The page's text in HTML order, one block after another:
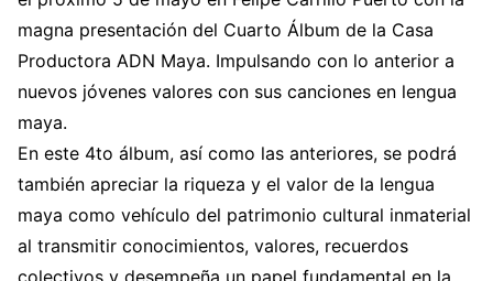
magna presentación del Cuarto Álbum de la Casa
Productora ADN Maya. Impulsando con lo anterior a
nuevos jóvenes valores con sus canciones en lengua
maya.
En este 4to álbum, así como las anteriores, se podrá
también apreciar la riqueza y el valor de la lengua
maya como vehículo del patrimonio cultural inmaterial
al transmitir conocimientos, valores, recuerdos
colectivos y desempeña un papel fundamental en la